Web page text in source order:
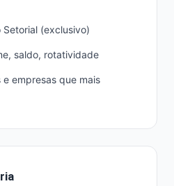
(exclusivo)
saldo, rotatividade
e empresas que mais